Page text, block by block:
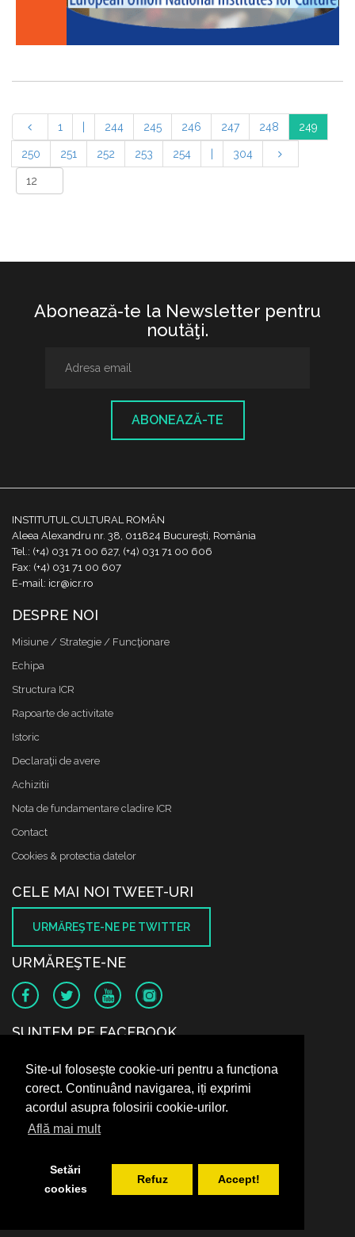
Site-ul folosește cookie-uri pentru a funcționa
corect. Continuând navigarea, iți exprimi
acordul asupra folosirii cookie-urilor.
Află mai mult
Setări
cookies
Refuz Accept!
1 244 245 246 247 248 249
250 251 252 253 254 304
Abonează-te la Newsletter pentru
noutăţi.
ABONEAZĂ-TE
INSTITUTUL CULTURAL ROMÂN
Aleea Alexandru nr. 38, 011824 București, România
Tel.: (+4) 031 71 00 627, (+4) 031 71 00 606
Fax: (+4) 031 71 00 607
E-mail: icr@icr.ro
DESPRE NOI
Misiune / Strategie / Funcţionare
Echipa
Structura ICR
Rapoarte de activitate
Istoric
Declaraţii de avere
Achizitii
Nota de fundamentare cladire ICR
Contact
Cookies & protectia datelor
CELE MAI NOI TWEET-URI
URMĂREŞTE-NE PE TWITTER
URMĂREŞTE-NE
SUNTEM PE FACEBOOK